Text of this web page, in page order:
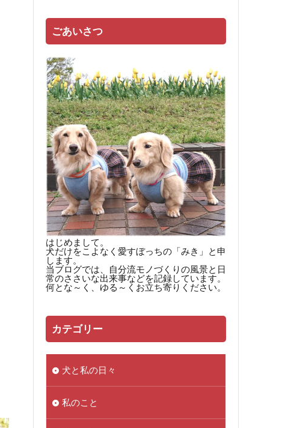
ごあいさつ
はじめまして。
犬だけをこよなく愛すぼっちの「みき」と申
します。
当ブログでは、自分流モノづくりの風景と日
常のささいな出来事などを記録しています。
何とな～く、ゆる～くお立ち寄りください。
カテゴリー
犬と私の日々
私のこと